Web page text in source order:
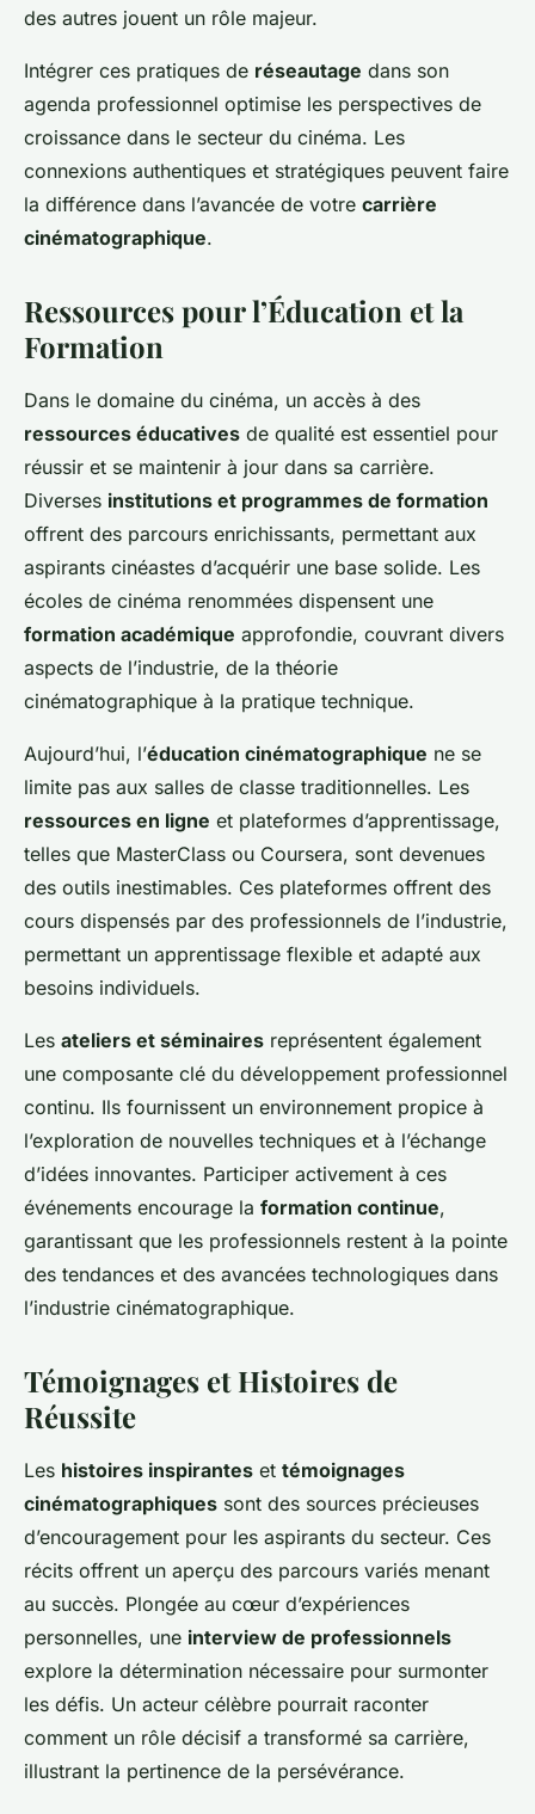
des autres jouent un rôle majeur.
Intégrer ces pratiques de réseautage dans son
agenda professionnel optimise les perspectives de
croissance dans le secteur du cinéma. Les
connexions authentiques et stratégiques peuvent faire
la différence dans l’avancée de votre carrière
cinématographique.
Ressources pour l’Éducation et la
Formation
Dans le domaine du cinéma, un accès à des
ressources éducatives de qualité est essentiel pour
réussir et se maintenir à jour dans sa carrière.
Diverses institutions et programmes de formation
offrent des parcours enrichissants, permettant aux
aspirants cinéastes d’acquérir une base solide. Les
écoles de cinéma renommées dispensent une
formation académique approfondie, couvrant divers
aspects de l’industrie, de la théorie
cinématographique à la pratique technique.
Aujourd’hui, l’éducation cinématographique ne se
limite pas aux salles de classe traditionnelles. Les
ressources en ligne et plateformes d’apprentissage,
telles que MasterClass ou Coursera, sont devenues
des outils inestimables. Ces plateformes offrent des
cours dispensés par des professionnels de l’industrie,
permettant un apprentissage flexible et adapté aux
besoins individuels.
Les ateliers et séminaires représentent également
une composante clé du développement professionnel
continu. Ils fournissent un environnement propice à
l’exploration de nouvelles techniques et à l’échange
d’idées innovantes. Participer activement à ces
événements encourage la formation continue,
garantissant que les professionnels restent à la pointe
des tendances et des avancées technologiques dans
l’industrie cinématographique.
Témoignages et Histoires de
Réussite
Les histoires inspirantes et témoignages
cinématographiques sont des sources précieuses
d’encouragement pour les aspirants du secteur. Ces
récits offrent un aperçu des parcours variés menant
au succès. Plongée au cœur d’expériences
personnelles, une interview de professionnels
explore la détermination nécessaire pour surmonter
les défis. Un acteur célèbre pourrait raconter
comment un rôle décisif a transformé sa carrière,
illustrant la pertinence de la persévérance.